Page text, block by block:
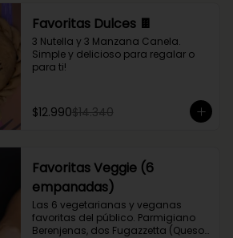
Favoritas Dulces 🍫
3 Nutella y 3 Manzana Canela.
Simple y delicioso para regalar o
para ti!
$12.990$14.340
Favoritas Veggie (6
empanadas)
Las 6 vegetarianas y veganas
favoritas del público. Parmigiano
Berenjenas, dos Fugazzetta (Queso